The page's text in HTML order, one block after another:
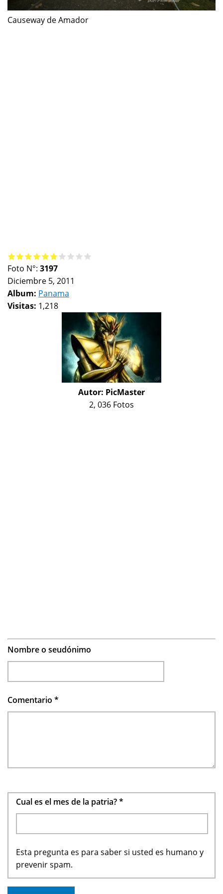
Causeway de Amador
Foto N°: 3197
Diciembre 5, 2011
Album: Panama
Visitas: 1,218
Autor: PicMaster
2, 036 Fotos
Nombre o seudónimo
Comentario *
Cual es el mes de la patria?*
Esta pregunta es para saber si usted es humano y
prevenir spam.